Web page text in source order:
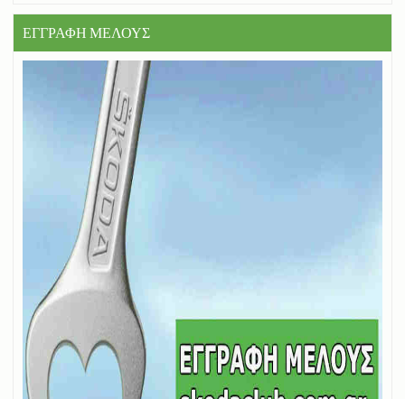
ΕΓΓΡΑΦΗ ΜΕΛΟΥΣ